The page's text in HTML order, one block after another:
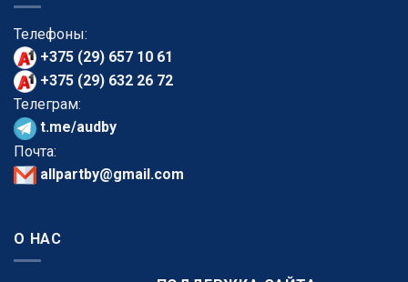
Телефоны:
+375 (29) 657 10 61
+375 (29) 632 26 72
Телеграм:
t.me/audby
Почта:
allpartby@gmail.com
О НАС